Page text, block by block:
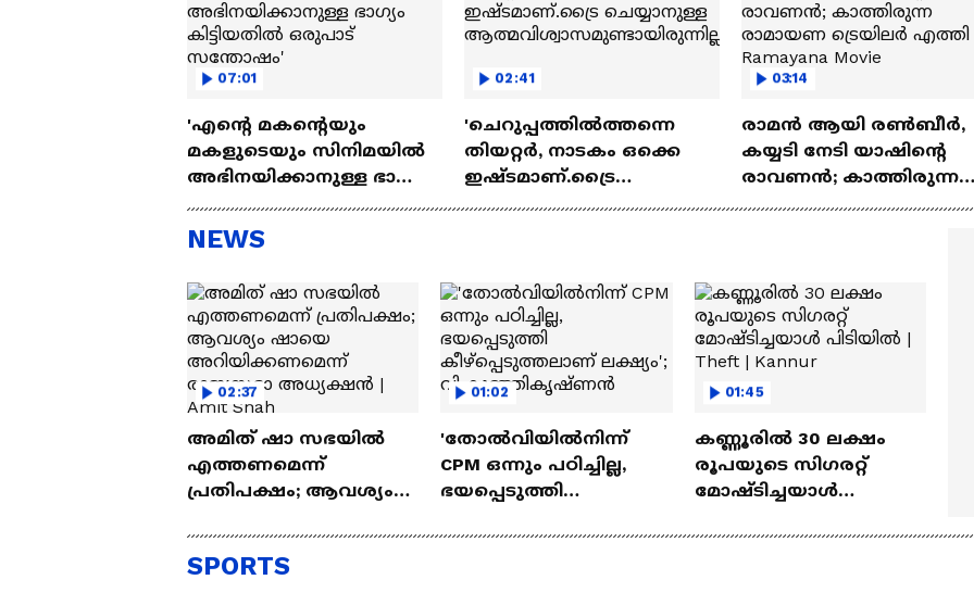
07:01
'എന്റെ മകന്റെയും
മകളുടെയും സിനിമയിൽ
അഭിനയിക്കാനുള്ള ഭാഗ്യം
കിട്ടിയതിൽ ഒരുപാട്
സന്തോഷം'
02:41
'ചെറുപ്പത്തിൽത്തന്നെ
തിയറ്റർ, നാടകം ഒക്കെ
ഇഷ്ടമാണ്.ട്രൈ
ചെയ്യാനുള്ള
03:14
രാമന്‍ ആയി രൺബീർ,
കയ്യടി നേടി യാഷിന്റെ
രാവണൻ; കാത്തിരുന്ന
രാമായണ ട്രെയിലർ
NEWS
02:37
അമിത് ഷാ സഭയില്‍
എത്തണമെന്ന്
പ്രതിപക്ഷം; ആവശ്യം
അറിയിക്കണമെന്ന്
രാജ്യസഭാ അധ്യക്ഷന്‍ |
01:02
'തോൽവിയിൽനിന്ന്
CPM ഒന്നും പഠിച്ചില്ല,
ഭയപ്പെടുത്തി
ലക്ഷ്യം';
01:45
കണ്ണൂരിൽ 30 ലക്ഷം
രൂപയുടെ സി​ഗരറ്റ്
മോഷ്ടിച്ചയാൾ
Kannur
SPORTS